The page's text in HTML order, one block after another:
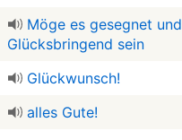
Möge es gesegnet und
Glücksbringend sein
Glückwunsch!
alles Gute!